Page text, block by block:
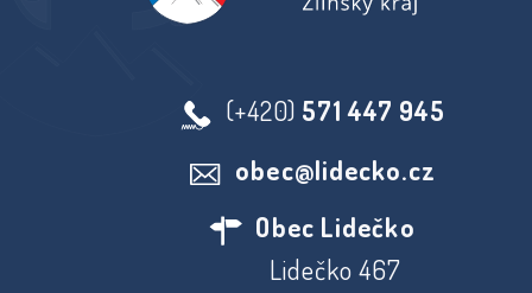
(+420) 571 447 945
obec@lidecko.cz
Obec Lidečko
Lidečko 467